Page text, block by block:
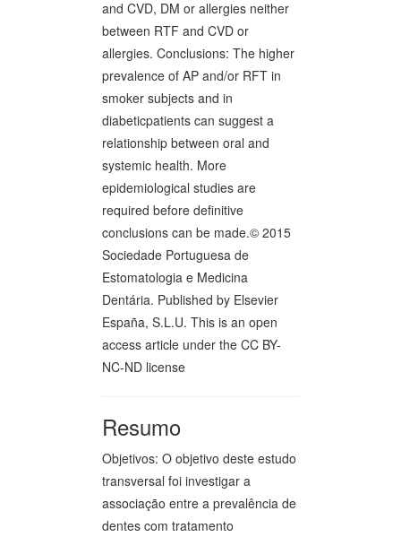
and CVD, DM or allergies neither
between RTF and CVD or
allergies. Conclusions: The higher
prevalence of AP and/or RFT in
smoker subjects and in
diabeticpatients can suggest a
relationship between oral and
systemic health. More
epidemiological studies are
required before definitive
conclusions can be made.© 2015
Sociedade Portuguesa de
Estomatologia e Medicina
Dentária. Published by Elsevier
España, S.L.U. This is an open
access article under the CC BY-
NC-ND license
Resumo
Objetivos: O objetivo deste estudo
transversal foi investigar a
associação entre a prevalência de
dentes com tratamento